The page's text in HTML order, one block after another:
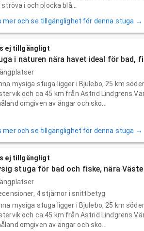
i och plocka blå...
mer och se tillgänglighet för denna stuga →
ej tillgängligt
i naturen nära havet ideal för bad,
mysiga stuga ligger i Bjulebo, 25 km
och ca 45 km från Astrid Lindgrens
omgiven av ängar och sko...
mer och se tillgänglighet för denna stuga →
ej tillgängligt
stuga för bad och fiske, nära
4 stjärnor i snittbetyg
mysiga stuga ligger i Bjulebo, 25 km
och ca 45 km från Astrid Lindgrens
omgiven av ängar och sko...